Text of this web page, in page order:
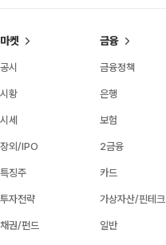
마켓
공시
시황
시세
장외/IPO
특징주
투자전략
채권/펀드
금융
금융정책
은행
보험
2금융
카드
가상자산/핀테크
일반